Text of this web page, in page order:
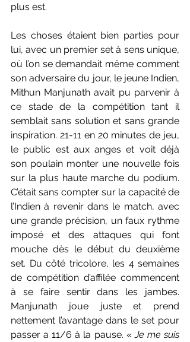
plus est.
Les choses étaient bien parties pour
lui, avec un premier set à sens unique,
où l’on se demandait même comment
son adversaire du jour, le jeune Indien,
Mithun Manjunath avait pu parvenir à
ce stade de la compétition tant il
semblait sans solution et sans grande
inspiration. 21-11 en 20 minutes de jeu,
le public est aux anges et voit déjà
son poulain monter une nouvelle fois
sur la plus haute marche du podium.
C’était sans compter sur la capacité de
l’Indien à revenir dans le match, avec
une grande précision, un faux rythme
imposé et des attaques qui font
mouche dès le début du deuxième
set. Du côté tricolore, les 4 semaines
de compétition d’affilée commencent
à se faire sentir dans les jambes.
Manjunath joue juste et prend
nettement l’avantage dans le set pour
passer a 11/6 à la pause. « Je me suis